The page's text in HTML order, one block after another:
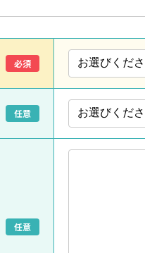
必須
任意
任意